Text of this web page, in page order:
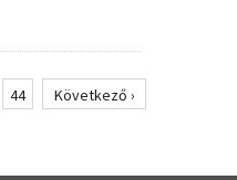
44 Következő ›